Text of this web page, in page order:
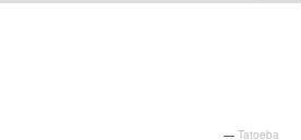
— Tatoeba